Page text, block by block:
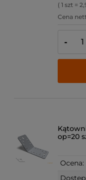
( 1 szt =
Cena
-
op=20
Ocena: